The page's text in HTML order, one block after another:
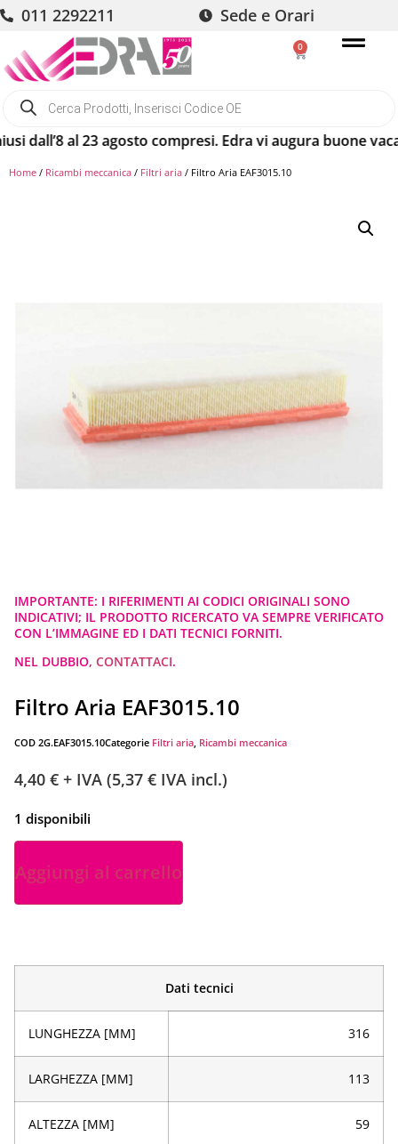
011 2292211 Sede e Orari
0
al 23 agosto compresi. Edra vi augura buone
Home / Ricambi meccanica / Filtri aria / Filtro Aria EAF3015.10
IMPORTANTE: I RIFERIMENTI AI CODICI ORIGINALI SONO
INDICATIVI; IL PRODOTTO RICERCATO VA SEMPRE VERIFICATO
CON L’IMMAGINE ED I DATI TECNICI FORNITI.
NEL DUBBIO, CONTATTACI.
Filtro Aria EAF3015.10
COD 2G.EAF3015.10Categorie Filtri aria, Ricambi meccanica
4,40 € + IVA (5,37 € IVA incl.)
1 disponibili
Aggiungi al carrello
Dati tecnici
LUNGHEZZA [MM] 316
LARGHEZZA [MM] 113
ALTEZZA [MM] 59